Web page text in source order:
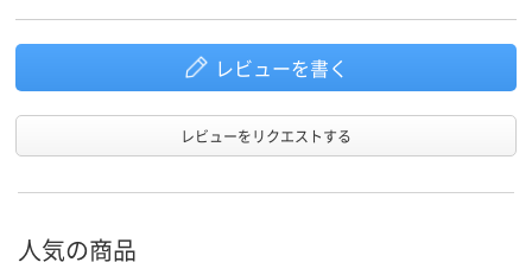
レビューを書く
レビューをリクエストする
人気の商品